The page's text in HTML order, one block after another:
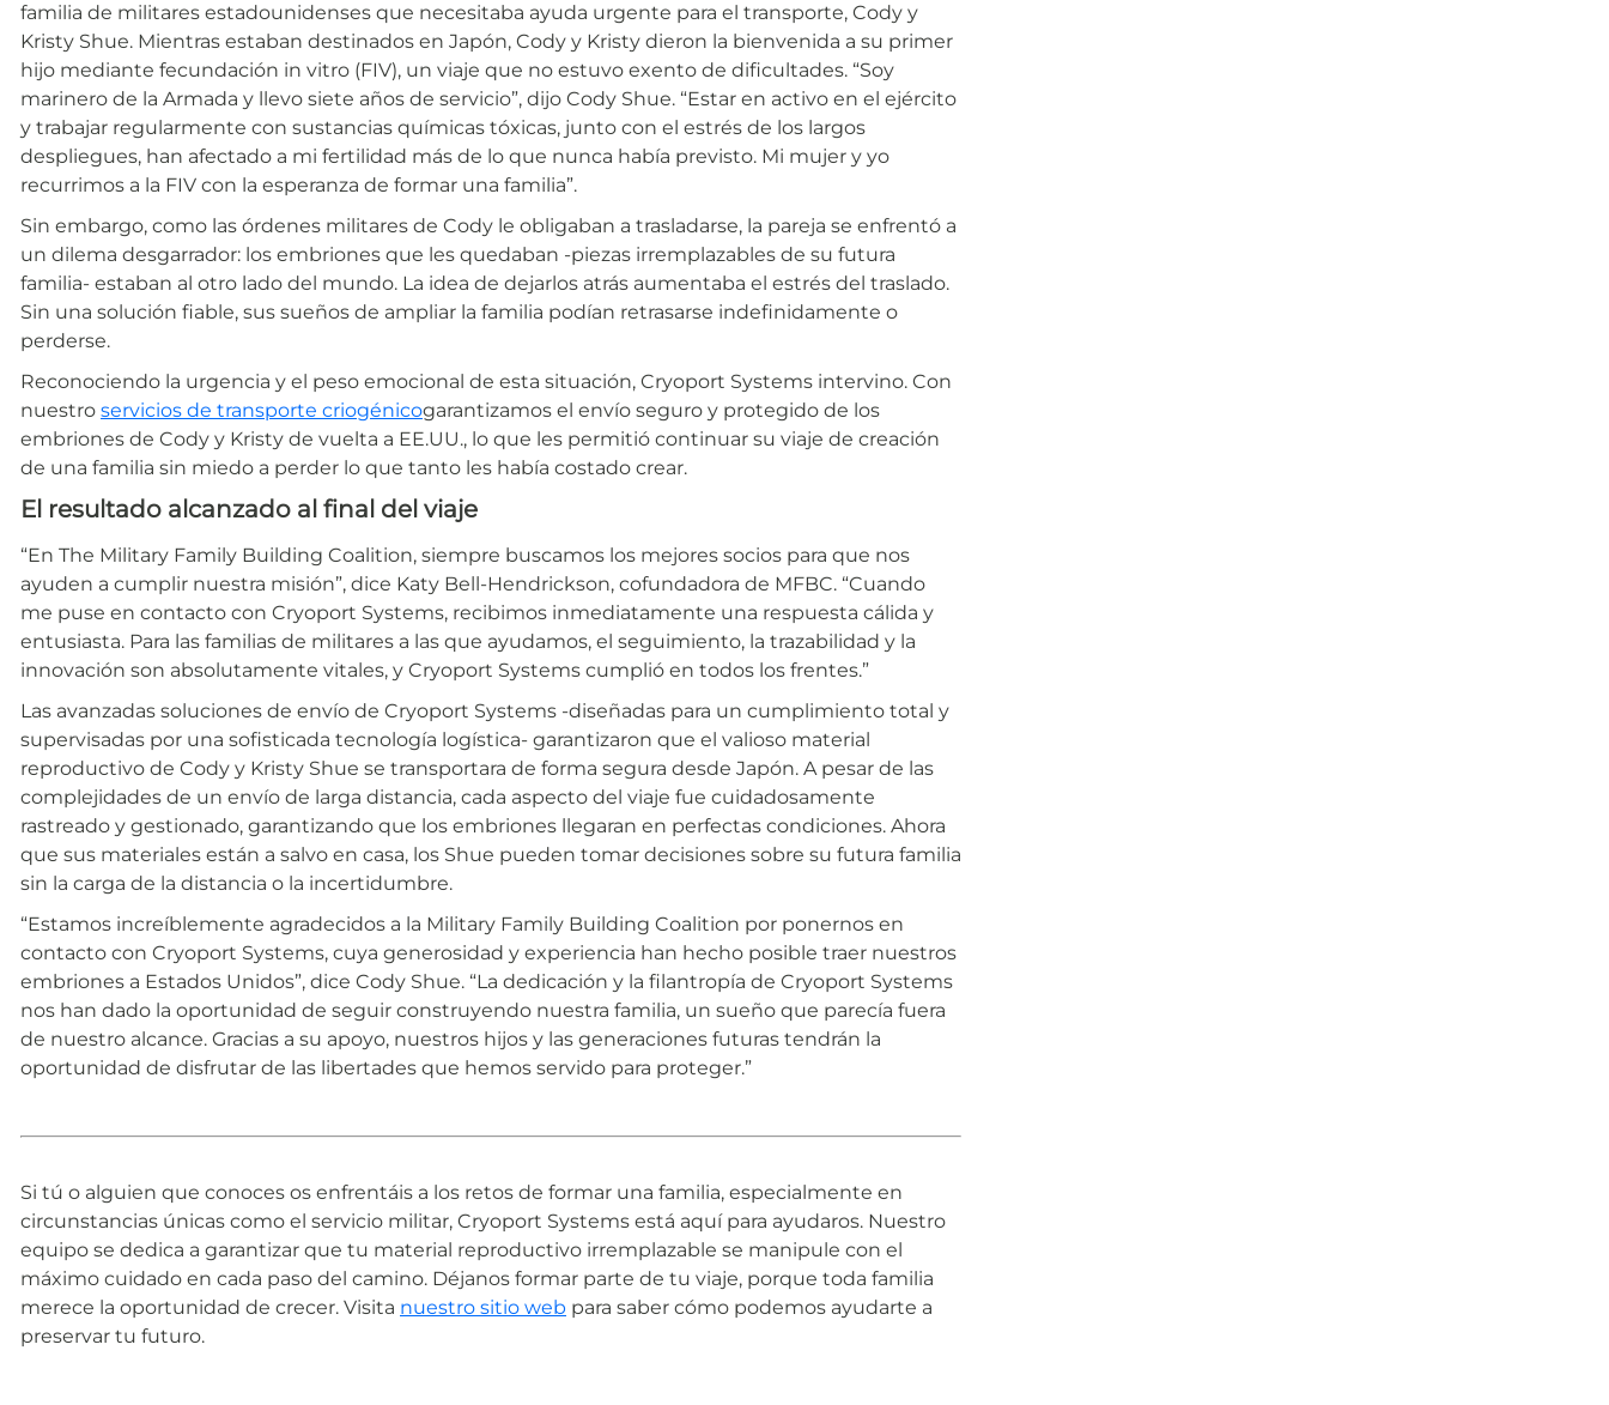
familia de militares estadounidenses que necesitaba ayuda urgente para el transporte, Cody y
Kristy Shue. Mientras estaban destinados en Japón, Cody y Kristy dieron la bienvenida a su primer
hijo mediante fecundación in vitro (FIV), un viaje que no estuvo exento de dificultades. “Soy
marinero de la Armada y llevo siete años de servicio”, dijo Cody Shue. “Estar en activo en el ejército
y trabajar regularmente con sustancias químicas tóxicas, junto con el estrés de los largos
despliegues, han afectado a mi fertilidad más de lo que nunca había previsto. Mi mujer y yo
recurrimos a la FIV con la esperanza de formar una familia”.
Sin embargo, como las órdenes militares de Cody le obligaban a trasladarse, la pareja se enfrentó a
un dilema desgarrador: los embriones que les quedaban -piezas irremplazables de su futura
familia- estaban al otro lado del mundo. La idea de dejarlos atrás aumentaba el estrés del traslado.
Sin una solución fiable, sus sueños de ampliar la familia podían retrasarse indefinidamente o
perderse.
Reconociendo la urgencia y el peso emocional de esta situación, Cryoport Systems intervino. Con
nuestro servicios de transporte criogénicogarantizamos el envío seguro y protegido de los
embriones de Cody y Kristy de vuelta a EE.UU., lo que les permitió continuar su viaje de creación
de una familia sin miedo a perder lo que tanto les había costado crear.
El resultado alcanzado al final del viaje
“En The Military Family Building Coalition, siempre buscamos los mejores socios para que nos
ayuden a cumplir nuestra misión”, dice Katy Bell-Hendrickson, cofundadora de MFBC. “Cuando
me puse en contacto con Cryoport Systems, recibimos inmediatamente una respuesta cálida y
entusiasta. Para las familias de militares a las que ayudamos, el seguimiento, la trazabilidad y la
innovación son absolutamente vitales, y Cryoport Systems cumplió en todos los frentes.”
Las avanzadas soluciones de envío de Cryoport Systems -diseñadas para un cumplimiento total y
supervisadas por una sofisticada tecnología logística- garantizaron que el valioso material
reproductivo de Cody y Kristy Shue se transportara de forma segura desde Japón. A pesar de las
complejidades de un envío de larga distancia, cada aspecto del viaje fue cuidadosamente
rastreado y gestionado, garantizando que los embriones llegaran en perfectas condiciones. Ahora
que sus materiales están a salvo en casa, los Shue pueden tomar decisiones sobre su futura familia
sin la carga de la distancia o la incertidumbre.
“Estamos increíblemente agradecidos a la Military Family Building Coalition por ponernos en
contacto con Cryoport Systems, cuya generosidad y experiencia han hecho posible traer nuestros
embriones a Estados Unidos”, dice Cody Shue. “La dedicación y la filantropía de Cryoport Systems
nos han dado la oportunidad de seguir construyendo nuestra familia, un sueño que parecía fuera
de nuestro alcance. Gracias a su apoyo, nuestros hijos y las generaciones futuras tendrán la
oportunidad de disfrutar de las libertades que hemos servido para proteger.”
Si tú o alguien que conoces os enfrentáis a los retos de formar una familia, especialmente en
circunstancias únicas como el servicio militar, Cryoport Systems está aquí para ayudaros. Nuestro
equipo se dedica a garantizar que tu material reproductivo irremplazable se manipule con el
máximo cuidado en cada paso del camino. Déjanos formar parte de tu viaje, porque toda familia
merece la oportunidad de crecer. Visita nuestro sitio web para saber cómo podemos ayudarte a
preservar tu futuro.